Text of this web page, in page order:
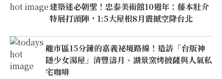
建築迷必朝聖！忠泰美術館10週年：藤本壯介
特展打頭陣，1:5大屋根8月震撼空降台北
離市區15分鐘的嘉義祕境路線！造訪「台版神
隱少女湯屋」清豐濤月、湖景窯烤披薩與人氣私
宅咖啡